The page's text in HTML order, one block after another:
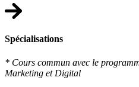
Spécialisations
* Cours commun avec le
Marketing et Digital